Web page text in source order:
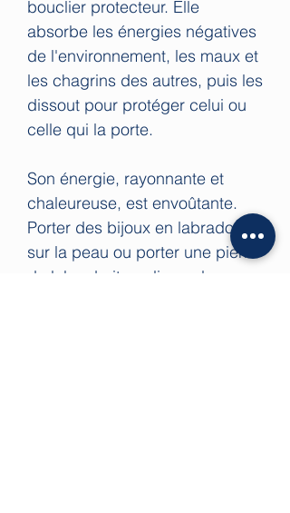
bouclier protecteur. Elle
absorbe les énergies négatives
de l'environnement, les maux et
les chagrins des autres, puis les
dissout pour protéger celui ou
celle qui la porte.
Son énergie, rayonnante et
chaleureuse, est envoûtante.
Porter des bijoux en labradorite
sur la peau ou porter une pierre
de labradorite polie sur le